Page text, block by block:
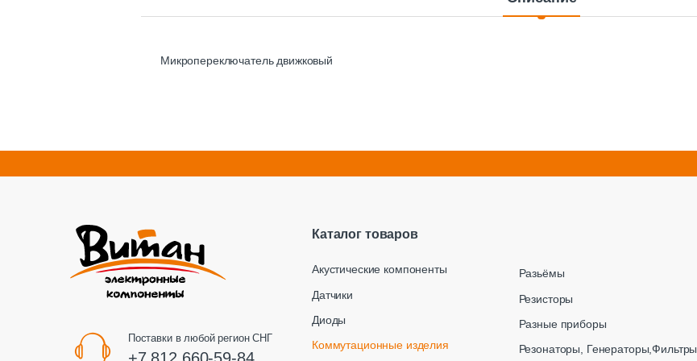
Микропереключатель движковый
Поставки в любой регион СНГ
Каталог товаров
Акустические компоненты
Датчики
Диоды
Коммутационные изделия
Разьёмы
Резисторы
Разные приборы
Резонаторы, Генераторы,Фильтры